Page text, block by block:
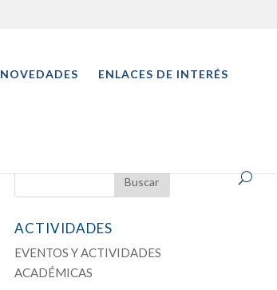
NOVEDADES ENLACES DE INTERÉS
ACTIVIDADES
EVENTOS Y ACTIVIDADES
ACADÉMICAS